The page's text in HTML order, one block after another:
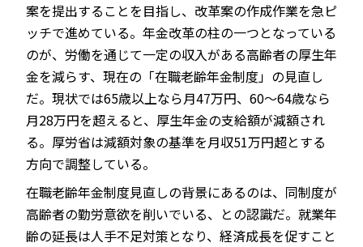
JP EN
案を提出することを目指し、改革案の作成作業を急ピ
ッチで進めている。年金改革の柱の一つとなっている
のが、労働を通じて一定の収入がある高齢者の厚生年
金を減らす、現在の「在職老齢年金制度」の見直し
だ。現状では65歳以上なら月47万円、60～64歳なら
月28万円を超えると、厚生年金の支給額が減額され
る。厚労省は減額対象の基準を月収51万円超とする
方向で調整している。
在職老齢年金制度見直しの背景にあるのは、同制度が
高齢者の勤労意欲を削いでいる、との認識だ。就業年
齢の延長は人手不足対策となり、経済成長を促すこと